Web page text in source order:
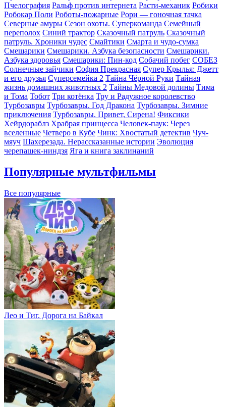
Пчелография Ральф против интернета Расти-механик Робики
Робокар Поли Роботы-пожарные Рори — гоночная тачка
Северные амуры Сезон охоты. Суперкоманда Семейный
переполох Синий трактор Сказочный патруль Сказочный
патруль. Хроники чудес Смайтики Смарта и чудо-сумка
Смешарики Смешарики. Азбука безопасности Смешарики.
Азбука здоровья Смешарики: Пин-код Собачий побег СОБЕЗ
Солнечные зайчики София Прекрасная Супер Крылья: Джетт
и его друзья Суперсемейка 2 Тайна Чёрной Руки Тайная
жизнь домашних животных 2 Тайны Медовой долины Тима
и Тома Тобот Три котёнка Тру и Радужное королевство
Турбозавры Турбозавры. Год Дракона Турбозавры. Зимние
приключения Турбозавры. Привет, Сирена! Фиксики
Хейрдораблз Храбрая принцесса Человек-паук: Через
вселенные Четверо в Кубе Чинк: Хвостатый детектив Чуч-
мяуч Шахерезада. Нерассказанные истории Эволюция
черепашек-ниндзя Яга и книга заклинаний
Популярные мультфильмы
Все популярные
Лео и Тиг. Дорога на Байкал